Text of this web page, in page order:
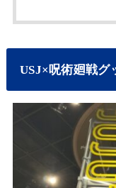
USJ×呪術廻戦グ